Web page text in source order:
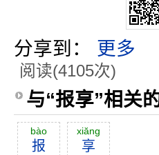
分享到： 更多
阅读(4105次)
与“报享”相关
bào
报
xiăng
享